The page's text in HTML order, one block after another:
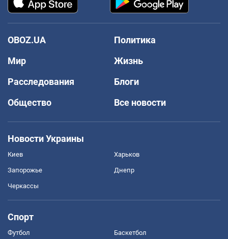
OBOZ.UA
Политика
Мир
Жизнь
Расследования
Блоги
Общество
Все новости
Новости Украины
Киев Харьков
Запорожье Днепр
Черкассы
Спорт
Футбол Баскетбол